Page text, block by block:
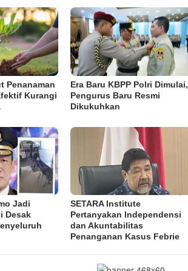
Penanaman
Kurangi
Era Baru KBPP Polri Dimulai,
Pengurus Baru Resmi
Dikukuhkan
Jadi
Desak
SETARA Institute
Pertanyakan Independensi
dan Akuntabilitas
Penanganan Kasus Febrie